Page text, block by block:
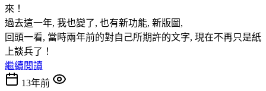
來！
過去這一年, 我也變了, 也有新功能, 新版圖,
回頭一看, 當時兩年前的對自己所期許的文字, 現在不再只是紙
上談兵了！
繼續閱讀
13年前